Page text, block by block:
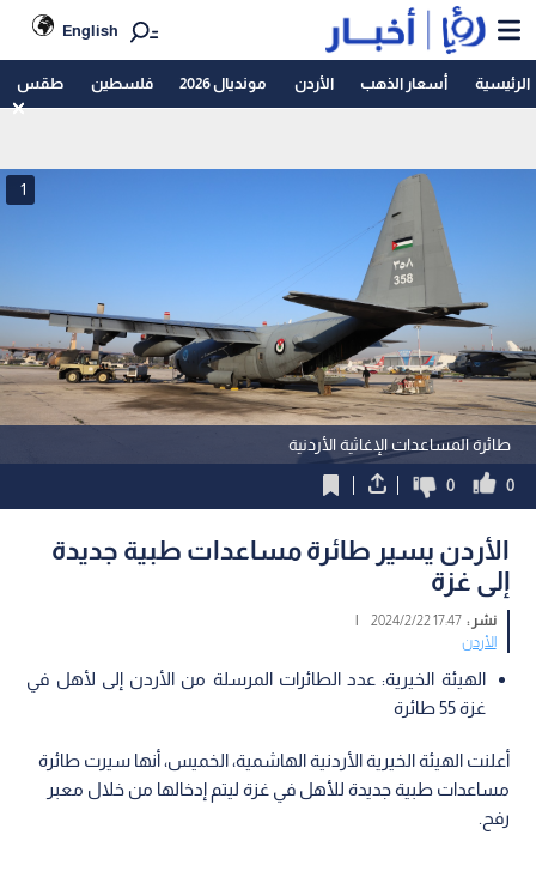
English
الرئيسية أسعار الذهب الأردن مونديال 2026 فلسطين طقس
طائرة المساعدات الإغاثية الأردنية
1
0
0
الأردن يسير طائرة مساعدات طبية جديدة
إلى غزة
نشر :17:47 2024/2/22
|
الأردن
الهيئة الخيرية: عدد الطائرات المرسلة من الأردن إلى لأهل في
غزة 55 طائرة
أعلنت الهيئة الخيرية الأردنية الهاشمية، الخميس، أنها سيرت طائرة
مساعدات طبية جديدة للأهل في غزة ليتم إدخالها من خلال معبر
رفح.